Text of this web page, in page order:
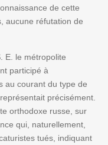
de cette
aucune réfutation de
E. le métropolite
participé à
au courant du type de
précisément.
orthodoxe russe, sur
qui, naturellement,
tués, indiquant